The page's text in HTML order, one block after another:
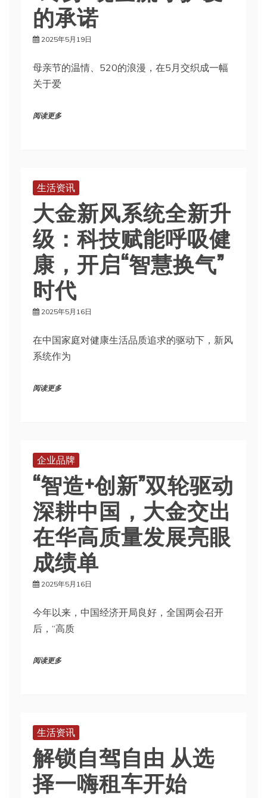
的承诺
2025年5月19日
母亲节的温情、520的浪漫，在5月交织成一幅
关于爱
阅读更多
生活资讯
大金新风系统全新升
级：科技赋能呼吸健
康，开启“智慧换气”
时代
2025年5月16日
在中国家庭对健康生活品质追求的驱动下，新风
系统作为
阅读更多
企业品牌
“智造+创新”双轮驱动
深耕中国，大金交出
在华高质量发展亮眼
成绩单
2025年5月16日
今年以来，中国经济开局良好，全国两会召开
后，“高质
阅读更多
生活资讯
解锁自驾自由 从选
择一嗨租车开始